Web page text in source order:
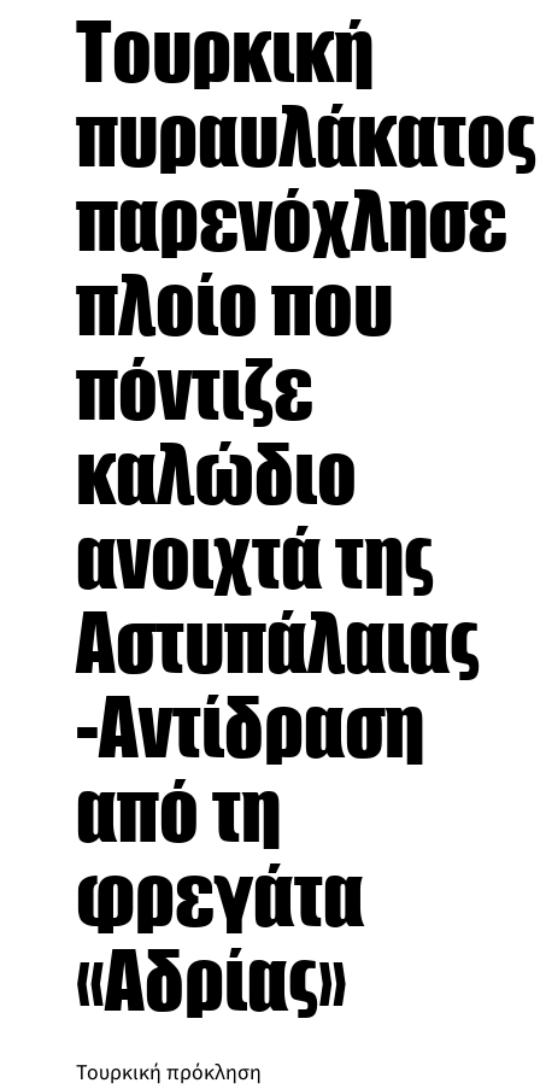
Τουρκική
πυραυλάκατος
παρενόχλησε
πλοίο που
πόντιζε
καλώδιο
ανοιχτά της
Αστυπάλαιας
-Αντίδραση
από τη
φρεγάτα
«Αδρίας»
Τουρκική πρόκληση